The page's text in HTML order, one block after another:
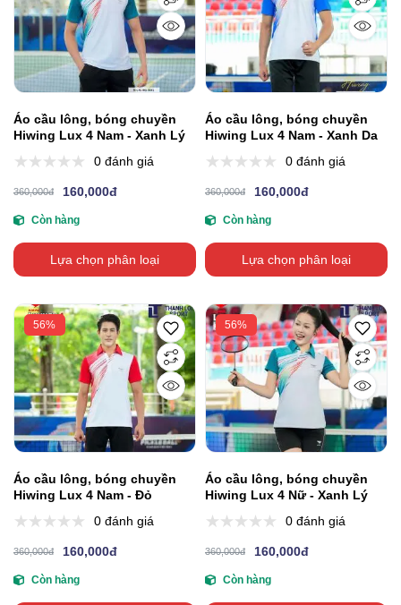
Áo cầu lông, bóng chuyền
Hiwing Lux 4 Nam - Xanh Lý
0 đánh giá
360,000đ 160,000đ
Còn hàng
Lựa chọn phân loại
Áo cầu lông, bóng chuyền
Hiwing Lux 4 Nam - Xanh Da
0 đánh giá
360,000đ 160,000đ
Còn hàng
Lựa chọn phân loại
56%
Áo cầu lông, bóng chuyền
Hiwing Lux 4 Nam - Đỏ
0 đánh giá
360,000đ 160,000đ
Còn hàng
56%
Áo cầu lông, bóng chuyền
Hiwing Lux 4 Nữ - Xanh Lý
0 đánh giá
360,000đ 160,000đ
Còn hàng